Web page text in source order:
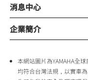
消息中心
企業簡介
本網站圖片為YAMAHA全
均符合台灣法規，以實車